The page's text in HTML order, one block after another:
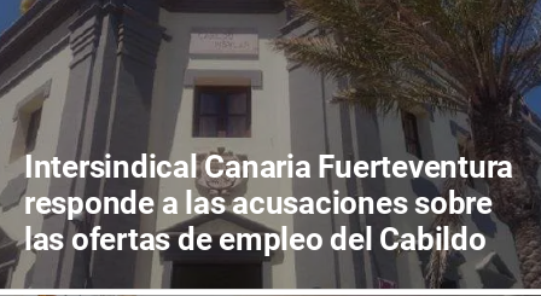
Intersindical Canaria Fuerteventura
responde a las acusaciones sobre
las ofertas de empleo del Cabildo
de Fuerteventura